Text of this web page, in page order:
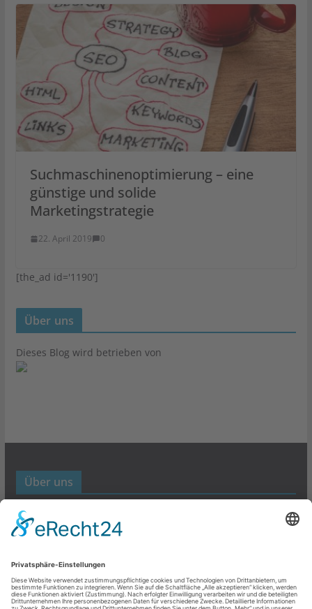
Suchmaschinenoptimierung – eine
günstige und solide
Marketingstrategie
22. April 2019 0
[the_ad id='1190']
Über uns
Dieses Blog wird betrieben von
Über uns
Werbund- und Marketing Blog
Links
Datenschutz
Impressum